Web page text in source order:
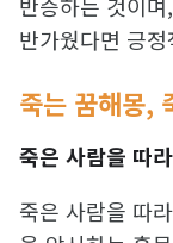
반가웠다면 긍
죽는 꿈해몽,
죽은 사람을 따
죽은 사람을 따